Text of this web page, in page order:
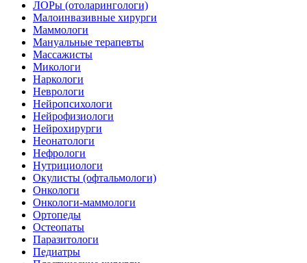
ЛОРы (отоларингологи)
Малоинвазивные хирурги
Маммологи
Мануальные терапевты
Массажисты
Микологи
Наркологи
Неврологи
Нейропсихологи
Нейрофизиологи
Нейрохирурги
Неонатологи
Нефрологи
Нутрициологи
Окулисты (офтальмологи)
Онкологи
Онкологи-маммологи
Ортопеды
Остеопаты
Паразитологи
Педиатры